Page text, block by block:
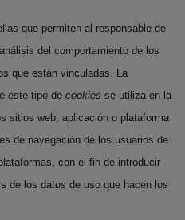
que permiten al responsable de
del comportamiento de los
que están vinculadas. La
este tipo de cookies se utiliza en la
sitios web, aplicación o plataforma
de navegación de los usuarios de
con el fin de introducir
de los datos de uso que hacen los